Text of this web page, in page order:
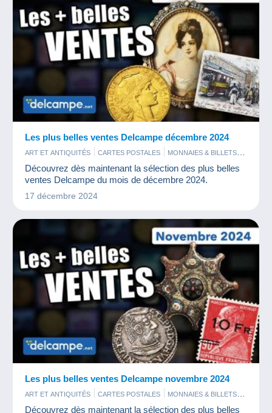
Les plus belles ventes Delcampe décembre 2024
ART ET ANTIQUITÉS CARTES POSTALES
MONNAIES & BILLETS
PHOTOGRAPHIE
TIMBRES
Découvrez dès maintenant la sélection des plus belles
ventes Delcampe du mois de décembre 2024.
17 décembre 2024
Les plus belles ventes Delcampe novembre 2024
ART ET ANTIQUITÉS CARTES POSTALES
MONNAIES & BILLETS
PHOTOGRAPHIE
TIMBRES
Découvrez dès maintenant la sélection des plus belles